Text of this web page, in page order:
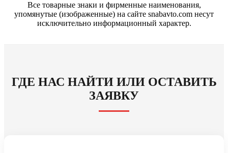
Все товарные знаки и фирменные наименования,
упомянутые (изображенные) на сайте snabavto.com несут
исключительно информационный характер.
ГДЕ НАС НАЙТИ ИЛИ ОСТАВИТЬ
ЗАЯВКУ